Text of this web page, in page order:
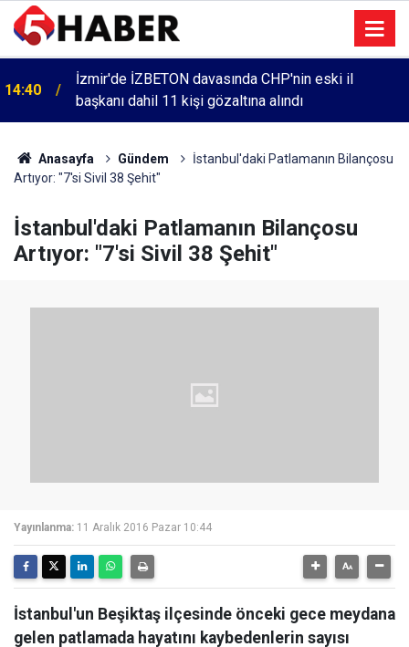
14:40
İzmir'de İZBETON davasında CHP'nin eski il
başkanı dahil 11 kişi gözaltına alındı
Anasayfa Gündem
İstanbul'daki Patlamanın Bilançosu
Artıyor: "7'si Sivil 38 Şehit"
İstanbul'daki Patlamanın Bilançosu
Artıyor: "7'si Sivil 38 Şehit"
Yayınlanma: 11 Aralık 2016 Pazar 10:44
İstanbul'un Beşiktaş ilçesinde önceki gece meydana
gelen patlamada hayatını kaybedenlerin sayısı